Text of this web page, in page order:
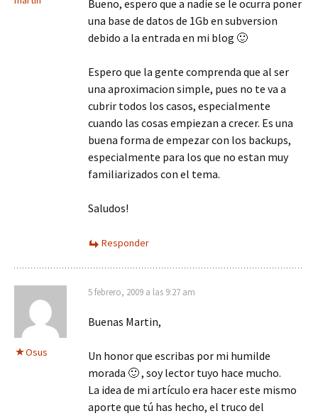
Bueno, espero que a nadie se le ocurra poner
una base de datos de 1Gb en subversion
debido a la entrada en mi blog 🙂
Espero que la gente comprenda que al ser
una aproximacion simple, pues no te va a
cubrir todos los casos, especialmente
cuando las cosas empiezan a crecer. Es una
buena forma de empezar con los backups,
especialmente para los que no estan muy
familiarizados con el tema.
Saludos!
Responder
Osus
5 febrero, 2009 a las 9:27 am
Buenas Martin,
Un honor que escribas por mi humilde
morada 🙂 , soy lector tuyo hace mucho.
La idea de mi artículo era hacer este mismo
aporte que tú has hecho, el truco del